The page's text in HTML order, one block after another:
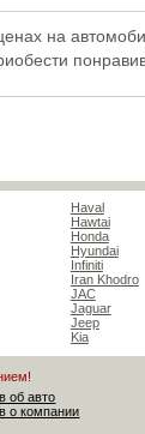
на
Haval
Hawtai
Honda
Hyundai
Infiniti
Iran Khodro
JAC
Jaguar
Jeep
Kia
об авто
о компании